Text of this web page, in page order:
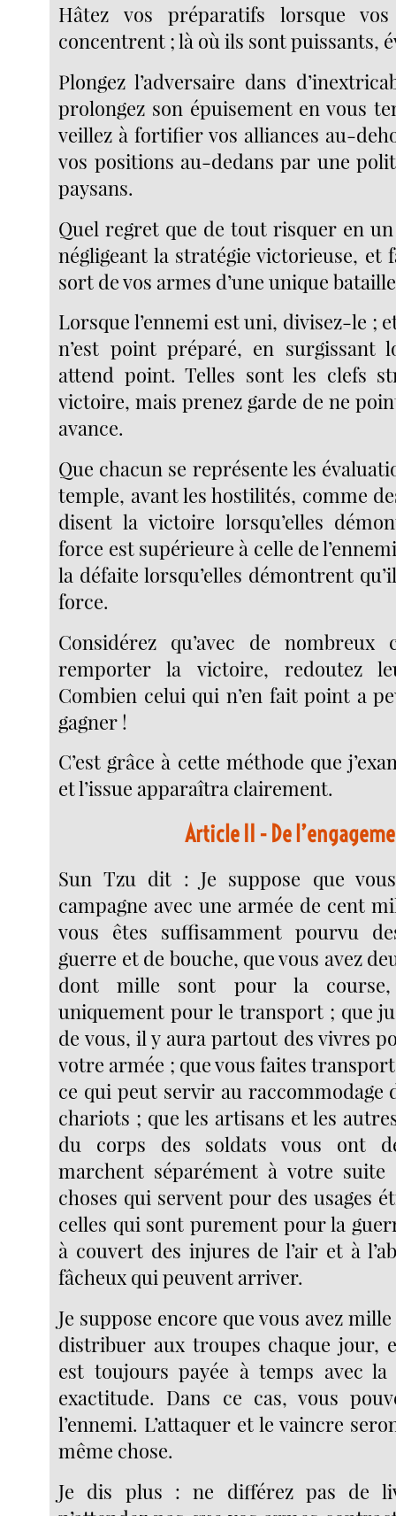
Hâtez vos préparatifs lorsque
concentrent ; là où ils sont puissants,
Plongez l’adversaire dans
prolongez son épuisement en vous
veillez à fortifier vos alliances au-
vos positions au-dedans par une
paysans.
Quel regret que de tout risquer en
négligeant la stratégie victorieuse, et
sort de vos armes d’une unique
Lorsque l’ennemi est uni, divisez-le ;
n’est point préparé, en surgissant
attend point. Telles sont les clefs
victoire, mais prenez garde de ne
avance.
Que chacun se représente les
temple, avant les hostilités, comme
disent la victoire lorsqu’elles
force est supérieure à celle de
la défaite lorsqu’elles démontrent
force.
Considérez qu’avec de
remporter la victoire, redoutez
Combien celui qui n’en fait point a
gagner !
C’est grâce à cette méthode que
et l’issue apparaîtra clairement.
Article II - De
Sun Tzu dit : Je suppose que
campagne avec une armée de cent
vous êtes suffisamment pourvu
guerre et de bouche, que vous avez
dont mille sont pour la
uniquement pour le transport ; que
de vous, il y aura partout des vivres
votre armée ; que vous faites
ce qui peut servir au raccommodage
chariots ; que les artisans et les
du corps des soldats vous ont
marchent séparément à votre
choses qui servent pour des usages
celles qui sont purement pour la
à couvert des injures de l’air et à
fâcheux qui peuvent arriver.
Je suppose encore que vous avez
distribuer aux troupes chaque jour,
est toujours payée à temps avec
exactitude. Dans ce cas, vous
l’ennemi. L’attaquer et le vaincre
même chose.
Je dis plus : ne différez pas de